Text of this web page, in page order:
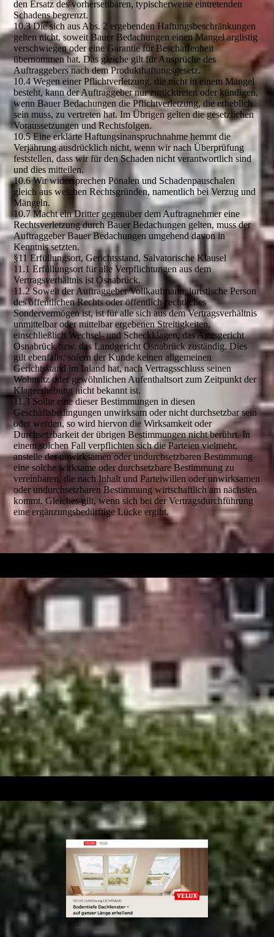
den Ersatz des vorhersehbaren, typischerweise eintretenden
Schadens begrenzt.
10.3 Die sich aus Abs. 2 ergebenden Haftungsbeschränkungen
gelten nicht, soweit Bauer Bedachungen einen Mangel arglistig
verschwiegen oder eine Garantie für Beschaffenheit
übernommen hat. Das gleiche gilt für Ansprüche des
Auftraggebers nach dem Produkthaftungsgesetz.
10.4 Wegen einer Pflichtverletzung, die nicht in einem Mangel
besteht, kann der Auftraggeber nur zurücktreten oder kündigen,
wenn Bauer Bedachungen die Pflichtverletzung, die erheblich
sein muss, zu vertreten hat. Im Übrigen gelten die gesetzlichen
Voraussetzungen und Rechtsfolgen.
10.5 Eine erklärte Haftungsinanspruchnahme hemmt die
Verjährung ausdrücklich nicht, wenn wir nach Überprüfung
feststellen, dass wir für den Schaden nicht verantwortlich sind
und dies mitteilen.
10.6 Wir widersprechen Pönalen und Schadenpauschalen
gleich aus welchen Rechtsgründen, namentlich bei Verzug und
Mängeln.
10.7 Macht ein Dritter gegenüber dem Auftragnehmer eine
Rechtsverletzung durch Bauer Bedachungen gelten, muss der
Auftraggeber Bauer Bedachungen umgehend davon in
Kenntnis setzten.
§11 Erfüllungsort, Gerichtsstand, Salvatorische Klausel
11.1 Erfüllungsort für alle Verpflichtungen aus dem
Vertragsverhältnis ist Osnabrück.
11.2 Soweit der Auftraggeber Vollkaufmann, juristische Person
des öffentlichen Rechts oder öffentlich-rechtliches
Sondervermögen ist, ist für alle sich aus dem Vertragsverhältnis
unmittelbar oder mittelbar ergebenen Streitigkeiten,
einschließlich Wechsel- und Scheckklagen, das Amtsgericht
Osnabrück bzw. das Landgericht Osnabrück zuständig. Dies
gilt ebenfalls, sofern der Kunde keinen allgemeinen
Gerichtsstand im Inland hat, nach Vertragsschluss seinen
Wohnsitz oder gewöhnlichen Aufenthaltsort zum Zeitpunkt der
Klageerhebung nicht bekannt ist.
11.3 Sollte eine dieser Bestimmungen in diesen
Geschäftsbedingungen unwirksam oder nicht durchsetzbar sein
oder werden, so wird hiervon die Wirksamkeit oder
Durchsetzbarkeit der übrigen Bestimmungen nicht berührt. In
einem solchen Fall verpflichten sich die Parteien vielmehr,
anstelle der unwirksamen oder undurchsetzbaren Bestimmung
eine solche wirksame oder durchsetzbare Bestimmung zu
vereinbaren, die nach Inhalt und Parteiwillen oder unwirksamen
oder undurchsetzbaren Bestimmung wirtschaftlich am nächsten
kommt. Gleiches gilt, wenn sich bei der Vertragsdurchführung
eine ergänzungsbedürftige Lücke ergibt.